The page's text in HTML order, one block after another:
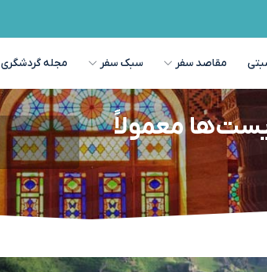
مقاصد سفر سبک سفر مجله گردشگری
معمولاً